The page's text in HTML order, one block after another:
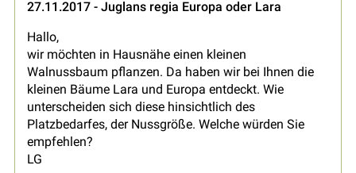
27.11.2017 - Juglans regia Europa oder Lara
Hallo,
wir möchten in Hausnähe einen kleinen
Walnussbaum pflanzen. Da haben wir bei Ihnen die
kleinen Bäume Lara und Europa entdeckt. Wie
unterscheiden sich diese hinsichtlich des
Platzbedarfes, der Nussgröße. Welche würden Sie
empfehlen?
LG